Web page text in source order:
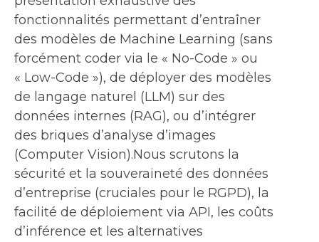
fonctionnalités permettant d’entraîner
des modèles de Machine Learning (sans
forcément coder via le « No-Code » ou
« Low-Code »), de déployer des modèles
de langage naturel (LLM) sur des
données internes (RAG), ou d’intégrer
des briques d’analyse d’images
(Computer Vision).Nous scrutons la
sécurité et la souveraineté des données
d’entreprise (cruciales pour le RGPD), la
facilité de déploiement via API, les coûts
d’inférence et les alternatives